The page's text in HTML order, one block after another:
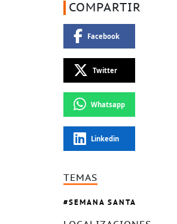
COMPARTIR
Facebook
Twitter
Whatsapp
Linkedin
TEMAS
SEMANA SANTA